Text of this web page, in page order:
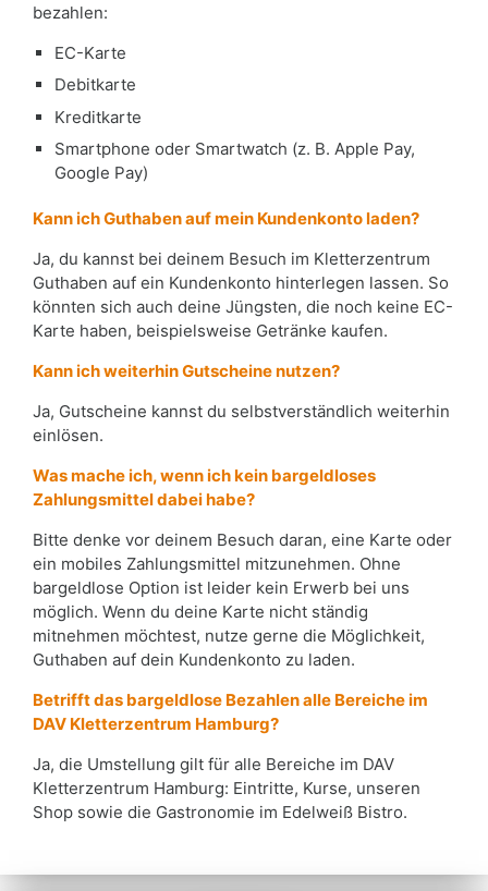
bezahlen:
EC-Karte
Debitkarte
Kreditkarte
Smartphone oder Smartwatch (z. B. Apple Pay,
Google Pay)
Kann ich Guthaben auf mein Kundenkonto laden?
Ja, du kannst bei deinem Besuch im Kletterzentrum
Guthaben auf ein Kundenkonto hinterlegen lassen. So
könnten sich auch deine Jüngsten, die noch keine EC-
Karte haben, beispielsweise Getränke kaufen.
Kann ich weiterhin Gutscheine nutzen?
Ja, Gutscheine kannst du selbstverständlich weiterhin
einlösen.
Was mache ich, wenn ich kein bargeldloses
Zahlungsmittel dabei habe?
Bitte denke vor deinem Besuch daran, eine Karte oder
ein mobiles Zahlungsmittel mitzunehmen. Ohne
bargeldlose Option ist leider kein Erwerb bei uns
möglich. Wenn du deine Karte nicht ständig
mitnehmen möchtest, nutze gerne die Möglichkeit,
Guthaben auf dein Kundenkonto zu laden.
Betrifft das bargeldlose Bezahlen alle Bereiche im
DAV Kletterzentrum Hamburg?
Ja, die Umstellung gilt für alle Bereiche im DAV
Kletterzentrum Hamburg: Eintritte, Kurse, unseren
Shop sowie die Gastronomie im Edelweiß Bistro.